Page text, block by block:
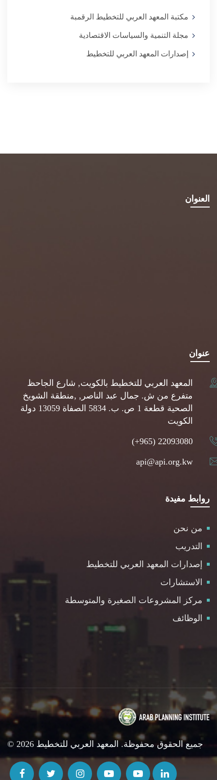
مكتبة المعهد العربي للتخطيط الرقمبة
مجلة التنمية والسياسات الاقتصادية
إصدارات المعهد العربي للتخطيط
العنوان
عنوان
المعهد العربي للتخطيط بالكويت, شارع الجاحظ
متفرع من ش. جمال عبد الناصر, ,منطقة الشويخ
الصحية قطعة 1 ص. ب. 5834 الصفاة 13059 دولة
الكويت
(+965) 22093080
api@api.org.kw
روابط مفيدة
من نحن
التدريب
إصدارات المعهد العربي للتخطيط
الاستشارات
مركز المشروعات الصغيرة والمتوسطة
الوظائف
© 2026 جميع الحقوق محفوظة. المعهد العربي للتخطيط